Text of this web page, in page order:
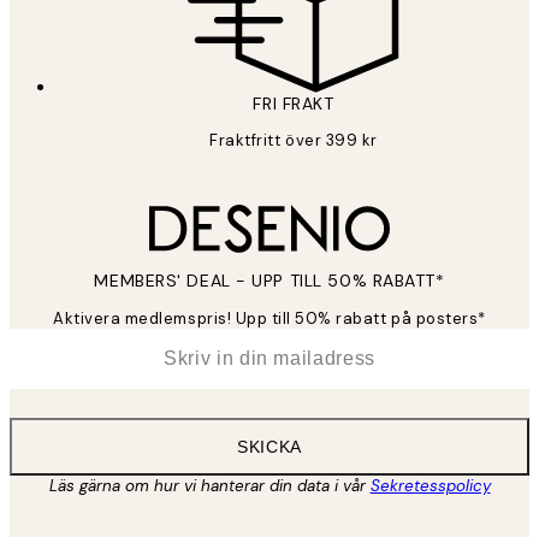
FRI FRAKT
Fraktfritt över 399 kr
MEMBERS' DEAL - UPP TILL 50% RABATT*
Aktivera medlemspris! Upp till 50% rabatt på posters*
SKICKA
Läs gärna om hur vi hanterar din data i vårSekretesspolicy